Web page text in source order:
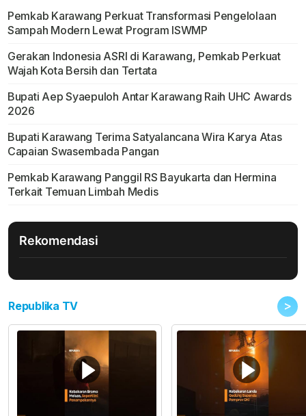
Pemkab Karawang Perkuat Transformasi Pengelolaan
Sampah Modern Lewat Program ISWMP
Gerakan Indonesia ASRI di Karawang, Pemkab Perkuat
Wajah Kota Bersih dan Tertata
Bupati Aep Syaepuloh Antar Karawang Raih UHC Awards
2026
Bupati Karawang Terima Satyalancana Wira Karya Atas
Capaian Swasembada Pangan
Pemkab Karawang Panggil RS Bayukarta dan Hermina
Terkait Temuan Limbah Medis
Rekomendasi
Republika TV >